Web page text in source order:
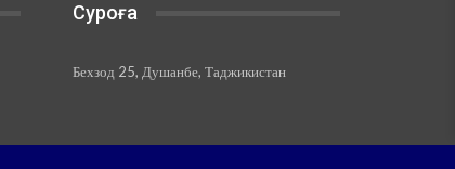
Суроға
Бехзод 25, Душанбе, Таджикистан